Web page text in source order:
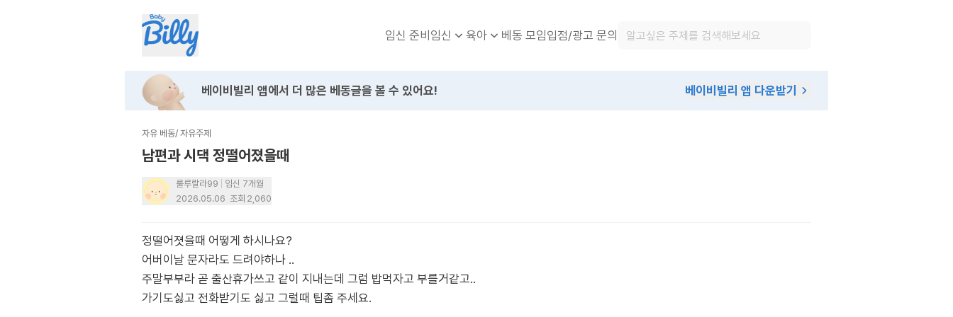
임신 준비임신 육아 베동 모임입점/광고 문의
베이비빌리 앱에서 더 많은 베동글을 볼 수 있어요! 베이비빌리 앱 다운받기
자유 베동/ 자유주제
남편과 시댁 정떨어졌을때
룰루랄라99
임신 7개월
2026.05.06 조회 2,060
정떨어졋을때 어떻게 하시나요?
어버이날 문자라도 드려야하나 ..
주말부부라 곧 출산휴가쓰고 같이 지내는데 그럼 밥먹자고 부를거같고..
가기도싫고 전화받기도 싫고 그럴때 팁좀 주세요.